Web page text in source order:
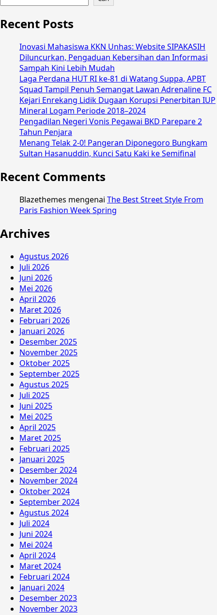
Recent Posts
Inovasi Mahasiswa KKN Unhas: Website SIPAKASIH
Diluncurkan, Pengaduan Kebersihan dan Informasi
Sampah Kini Lebih Mudah
Laga Perdana HUT RI ke-81 di Watang Suppa, APBT
Squad Tampil Penuh Semangat Lawan Adrenaline FC
Kejari Enrekang Lidik Dugaan Korupsi Penerbitan IUP
Mineral Logam Periode 2018–2024
Pengadilan Negeri Vonis Pegawai BKD Parepare 2
Tahun Penjara
Menang Telak 2-0! Pangeran Diponegoro Bungkam
Sultan Hasanuddin, Kunci Satu Kaki ke Semifinal
Recent Comments
Blazethemes mengenai The Best Street Style From
Paris Fashion Week Spring
Archives
Agustus 2026
Juli 2026
Juni 2026
Mei 2026
April 2026
Maret 2026
Februari 2026
Januari 2026
Desember 2025
November 2025
Oktober 2025
September 2025
Agustus 2025
Juli 2025
Juni 2025
Mei 2025
April 2025
Maret 2025
Februari 2025
Januari 2025
Desember 2024
November 2024
Oktober 2024
September 2024
Agustus 2024
Juli 2024
Juni 2024
Mei 2024
April 2024
Maret 2024
Februari 2024
Januari 2024
Desember 2023
November 2023